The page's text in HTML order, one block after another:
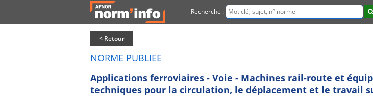
Recherche :
< Retour
NORME PUBLIEE
Applications ferroviaires - Voie - Machines rail-route et
techniques pour la circulation, le déplacement et le travail